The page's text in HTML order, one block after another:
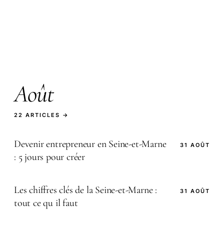
Août
22 ARTICLES →
Devenir entrepreneur en Seine-et-Marne
: 5 jours pour créer
31 AOÛT
Les chiffres clés de la Seine-et-Marne :
tout ce qu il faut
31 AOÛT